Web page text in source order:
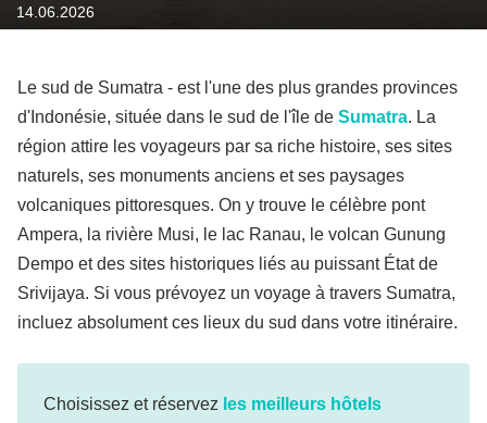
14.06.2026
Le sud de Sumatra - est l'une des plus grandes provinces
d'Indonésie, située dans le sud de l'île de Sumatra. La
région attire les voyageurs par sa riche histoire, ses sites
naturels, ses monuments anciens et ses paysages
volcaniques pittoresques. On y trouve le célèbre pont
Ampera, la rivière Musi, le lac Ranau, le volcan Gunung
Dempo et des sites historiques liés au puissant État de
Srivijaya. Si vous prévoyez un voyage à travers Sumatra,
incluez absolument ces lieux du sud dans votre itinéraire.
Choisissez et réservez les meilleurs hôtels